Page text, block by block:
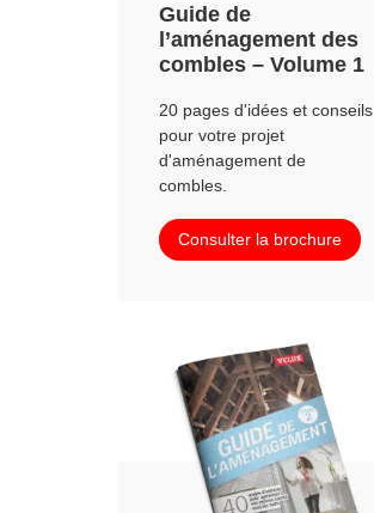
Guide de
l’aménagement des
combles – Volume 1
20 pages d'idées et conseils
pour votre projet
d'aménagement de
combles.
Consulter la brochure